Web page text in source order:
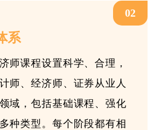
02
系
师课程设置科学、合理，
师、经济师、证券从业人
域，包括基础课程、强化
种类型。每个阶段都有相